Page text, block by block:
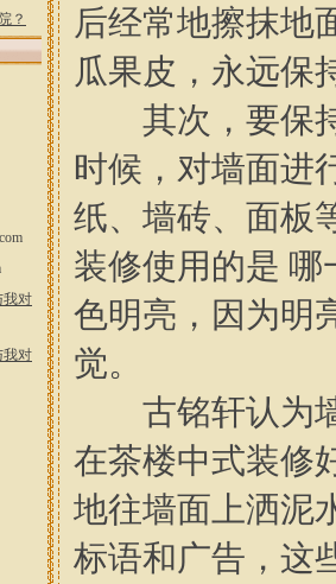
？
后经常地擦抹地
瓜果皮，永远保
其次，要保持
时候，对墙面进
纸、墙砖、面板
装修使用的是
色明亮，因为明
觉。
古铭轩认为墙
在茶楼中式装修
地往墙面上洒泥
标语和广告，这